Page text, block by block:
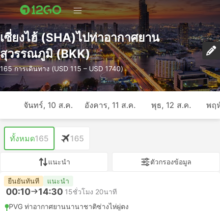
เซี่ยงไฮ้ (SHA)ไปท่าอากาศยาน
สุวรรณภูมิ (BKK)
165 การเดินทาง (USD 115 – USD 1740)
จันทร์, 10 ส.ค. อังคาร, 11 ส.ค. พุธ, 12 ส.ค. พฤ
ทั้งหมด165 165
แนะนำ ตัวกรองข้อมูล
ยืนยันทันที แนะนำ
00:10 14:30 15ชั่วโมง 20นาที
PVG ท่าอากาศยานนานาชาติซ่างไห่ผู่ตง